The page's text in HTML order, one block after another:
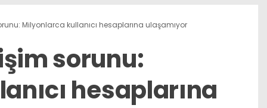
Milyonlarca kullanıcı hesaplarına ulaşamıyor
sorunu:
hesaplarına